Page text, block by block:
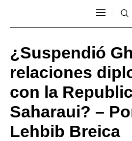
¿Suspendió
relaciones
con la
Saharaui? –
Lehbib Breica